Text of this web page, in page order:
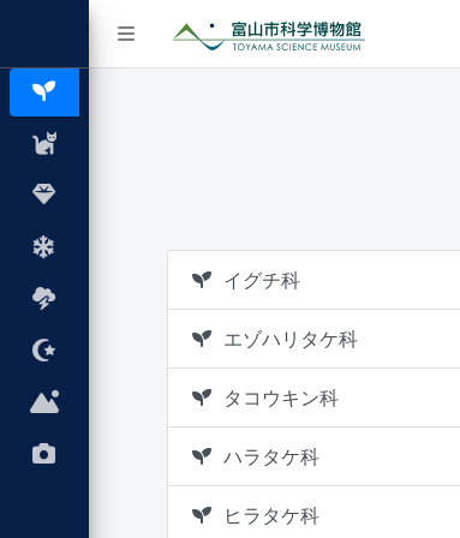
イグチ科
エゾハリタケ科
タコウキン科
ハラタケ科
ヒラタケ科